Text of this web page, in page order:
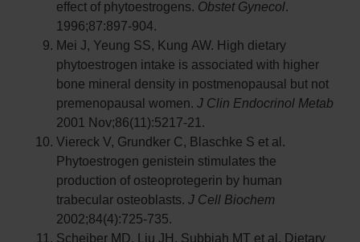
effect of phytoestrogens. Obstet Gynecol.
1996;87:897-904.
Mei J, Yeung SS, Kung AW. High dietary
phytoestrogen intake is associated with higher
bone mineral density in postmenopausal but not
premenopausal women. J Clin Endocrinol Metab
2001 Nov;86(11):5217-21.
Viereck V, Grundker C, Blaschke S et al.
Phytoestrogen genistein stimulates the
production of osteoprotegerin by human
trabecular osteoblasts. J Cell Biochem
2002;84(4):725-735.
Scheiber MD, Liu JH, Subbiah MT et al. Dietary